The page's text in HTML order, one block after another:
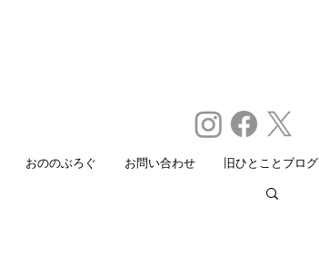
おののぶろぐ お問い合わせ 旧ひとことブログ